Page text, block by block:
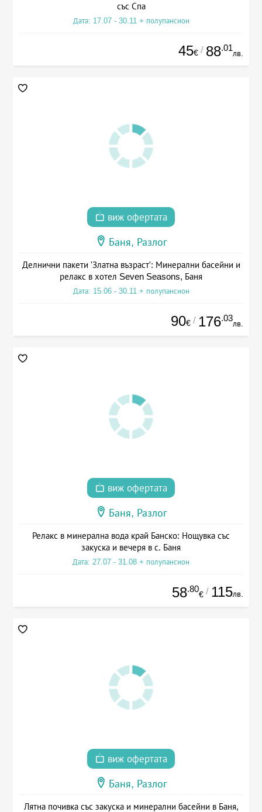
със Спа
Дата: 17.07 - 30.11 + полупансион
45€ / 88.01
лв.
виж офертата
Баня, Разлог
Делнични пакети 'Златна възраст': Минерални басейни и
релакс в хотел Seven Seasons, Баня
Дата: 15.06 - 30.11 + полупансион
90€ / 176.03
лв.
виж офертата
Баня, Разлог
Релакс в минерална вода край Банско: Нощувка със
закуска и вечеря в с. Баня
Дата: 27.07 - 31.08 + полупансион
58.80
€ / 115лв.
виж офертата
Баня, Разлог
Лятна почивка със закуска и минерални басейни в Баня,